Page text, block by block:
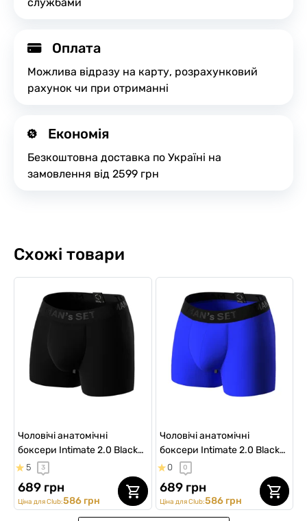
Оплата
Можлива відразу на карту, розрахунковий
рахунок чи при отриманні
Економія
Безкоштовна доставка по Україні на
замовлення від 2599 грн
Схожі товари
Чоловічі анатомічні
боксери Intimate 2.0 Black
Series Micromodal, чорний
5 3
689 грн
Ціна для Club:586 грн
Чоловічі анатомічні
боксери Intimate 2.0 Black
Series Micromodal, електрик
0 0
689 грн
Ціна для Club:586 грн